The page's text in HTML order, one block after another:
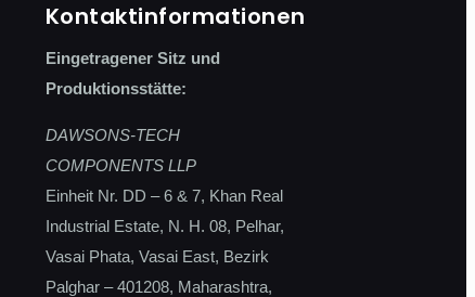
Kontaktinformationen
Eingetragener Sitz und
Produktionsstätte:
DAWSONS-TECH
COMPONENTS LLP
Einheit Nr. DD – 6 & 7, Khan Real
Industrial Estate, N. H. 08, Pelhar,
Vasai Phata, Vasai East, Bezirk
Palghar – 401208, Maharashtra,